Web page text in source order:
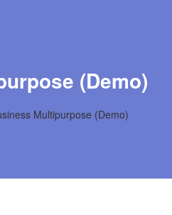
(Demo)
Multipurpose (Demo)